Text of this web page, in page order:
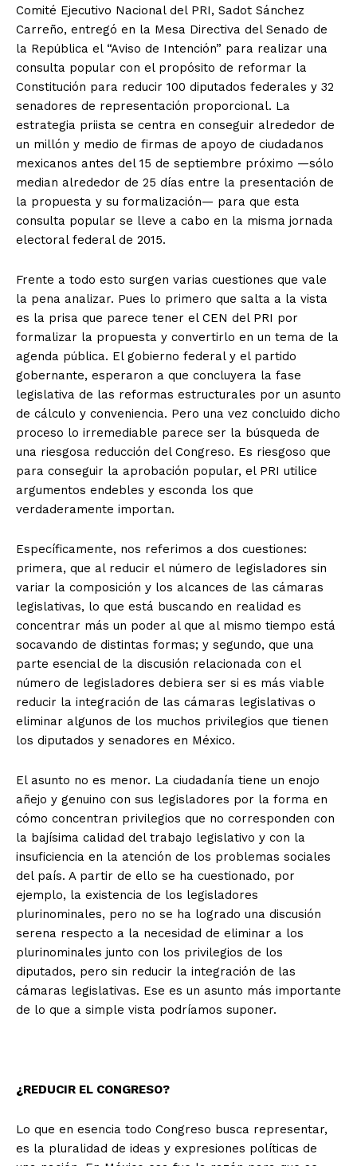
Comité Ejecutivo Nacional del PRI, Sadot Sánchez
Carreño, entregó en la Mesa Directiva del Senado de
la República el “Aviso de Intención” para realizar una
consulta popular con el propósito de reformar la
Constitución para reducir 100 diputados federales y 32
senadores de representación proporcional. La
estrategia priista se centra en conseguir alrededor de
un millón y medio de firmas de apoyo de ciudadanos
mexicanos antes del 15 de septiembre próximo —sólo
median alrededor de 25 días entre la presentación de
la propuesta y su formalización— para que esta
consulta popular se lleve a cabo en la misma jornada
electoral federal de 2015.
Frente a todo esto surgen varias cuestiones que vale
la pena analizar. Pues lo primero que salta a la vista
es la prisa que parece tener el CEN del PRI por
formalizar la propuesta y convertirlo en un tema de la
agenda pública. El gobierno federal y el partido
gobernante, esperaron a que concluyera la fase
legislativa de las reformas estructurales por un asunto
de cálculo y conveniencia. Pero una vez concluido dicho
proceso lo irremediable parece ser la búsqueda de
una riesgosa reducción del Congreso. Es riesgoso que
para conseguir la aprobación popular, el PRI utilice
argumentos endebles y esconda los que
verdaderamente importan.
Específicamente, nos referimos a dos cuestiones:
primera, que al reducir el número de legisladores sin
variar la composición y los alcances de las cámaras
legislativas, lo que está buscando en realidad es
concentrar más un poder al que al mismo tiempo está
socavando de distintas formas; y segundo, que una
parte esencial de la discusión relacionada con el
número de legisladores debiera ser si es más viable
reducir la integración de las cámaras legislativas o
eliminar algunos de los muchos privilegios que tienen
los diputados y senadores en México.
El asunto no es menor. La ciudadanía tiene un enojo
añejo y genuino con sus legisladores por la forma en
cómo concentran privilegios que no corresponden con
la bajísima calidad del trabajo legislativo y con la
insuficiencia en la atención de los problemas sociales
del país. A partir de ello se ha cuestionado, por
ejemplo, la existencia de los legisladores
plurinominales, pero no se ha logrado una discusión
serena respecto a la necesidad de eliminar a los
plurinominales junto con los privilegios de los
diputados, pero sin reducir la integración de las
cámaras legislativas. Ese es un asunto más importante
de lo que a simple vista podríamos suponer.
¿REDUCIR EL CONGRESO?
Lo que en esencia todo Congreso busca representar,
es la pluralidad de ideas y expresiones políticas de